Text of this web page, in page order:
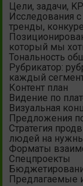
Цели, задачи, KPI
Исследования
тренды,
который мы
Тональность
Рубрикатор:
каждый
Контент план
Видение по
Визуальная
Предложения
Стратегия
людей на
Форматы
Спецпроекты
Предлагаемые